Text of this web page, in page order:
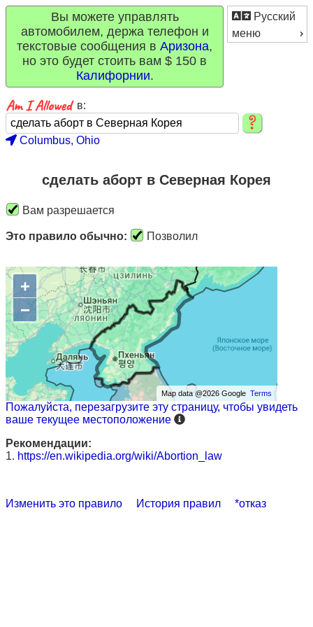
Русский
меню
Вы можете управлять
автомобилем, держа телефон и
текстовые сообщения в Аризона,
но это будет стоить вам $ 150 в
Калифорнии.
в:
Columbus, Ohio
сделать аборт в Северная Корея
Вам разрешается
Это правило обычно: Позволил
+
−
Map data @2026 GoogleTerms
Пожалуйста, перезагрузите эту страницу, чтобы увидеть
ваше текущее местоположение
Рекомендации:
1. https://en.wikipedia.org/wiki/Abortion_law
Изменить это правило История правил *отказ